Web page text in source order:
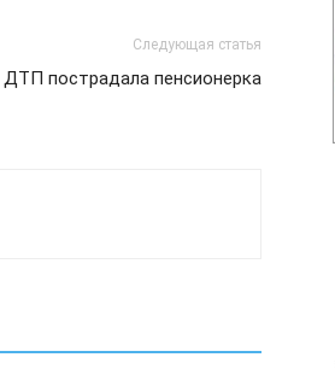
Следующая статья
пострадала пенсионерка